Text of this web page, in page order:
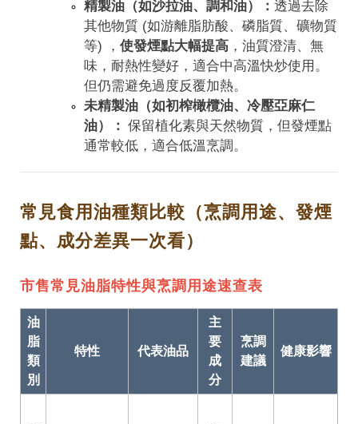
精製油（如沙拉油、調和油）： 透過去除
其他物質 (如游離脂肪酸、磷脂質、礦物質
等) ， 使發煙點大幅提高 ，油質澄清、無
味，耐熱性變好，適合中高溫快炒使用。
但仍需避免過度反覆加熱。
未精製油（如初榨橄欖油、冷壓亞麻仁
油）： 保留植化素與天然物質，但發煙點
通常較低，適合低溫烹調。
常見食用油種類比較（烹調用途、發煙
點、成分差異一次看）
市售常見油脂特性與烹調用途速查表
油
脂
類
別
特性 代表油品
主
要
成
分
烹調
建議
健康影響